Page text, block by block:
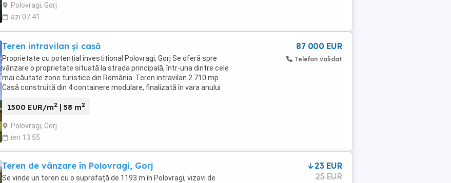
Polovragi, Gorj
azi 07:41
Teren intravilan și casă
Proprietate cu potențial investițional Polovragi, Gorj Se oferă spre
vânzare o proprietate situată la strada principală, într-una dintre cele
mai căutate zone turistice din România. Teren intravilan 2.710 mp
Casă construită din 4 containere modulare, finalizată în vara anului
1500 EUR/m2 | 58 m2
Polovragi, Gorj
ieri 13:55
87 000 EUR
Telefon validat
Teren de vânzare în Polovragi, Gorj
Se vinde un teren cu o suprafață de 1193 m în Polovragi, vizavi de
23 EUR
25 EUR